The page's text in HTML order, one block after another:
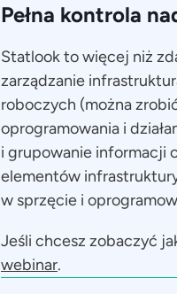
Pełna kontrola
Statlook to więcej niż
zarządzanie
roboczych (można
oprogramowania i
i grupowanie informacji
elementów
w sprzęcie i
Jeśli chcesz zobaczyć
webinar.